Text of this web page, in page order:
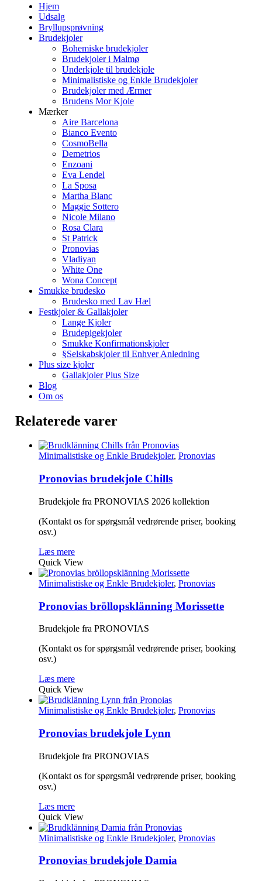
Hjem
Udsalg
Bryllupsprøvning
Brudekjoler
Bohemiske brudekjoler
Brudekjoler i Malmø
Underkjole til brudekjole
Minimalistiske og Enkle Brudekjoler
Brudekjoler med Ærmer
Brudens Mor Kjole
Mærker
Aire Barcelona
Bianco Evento
CosmoBella
Demetrios
Enzoani
Eva Lendel
La Sposa
Martha Blanc
Maggie Sottero
Nicole Milano
Rosa Clara
St Patrick
Pronovias
Vladiyan
White One
Wona Concept
Smukke brudesko
Brudesko med Lav Hæl
Festkjoler & Gallakjoler
Lange Kjoler
Brudepigekjoler
Smukke Konfirmationskjoler
§Selskabskjoler til Enhver Anledning
Plus size kjoler
Gallakjoler Plus Size
Blog
Om os
Relaterede varer
Minimalistiske og Enkle Brudekjoler, Pronovias
Pronovias brudekjole Chills
Brudekjole fra PRONOVIAS 2026 kollektion
(Kontakt os for spørgsmål vedrørende priser, booking
osv.)
Læs mere
Quick View
Minimalistiske og Enkle Brudekjoler, Pronovias
Pronovias bröllopsklänning Morissette
Brudekjole fra PRONOVIAS
(Kontakt os for spørgsmål vedrørende priser, booking
osv.)
Læs mere
Quick View
Minimalistiske og Enkle Brudekjoler, Pronovias
Pronovias brudekjole Lynn
Brudekjole fra PRONOVIAS
(Kontakt os for spørgsmål vedrørende priser, booking
osv.)
Læs mere
Quick View
Minimalistiske og Enkle Brudekjoler, Pronovias
Pronovias brudekjole Damia